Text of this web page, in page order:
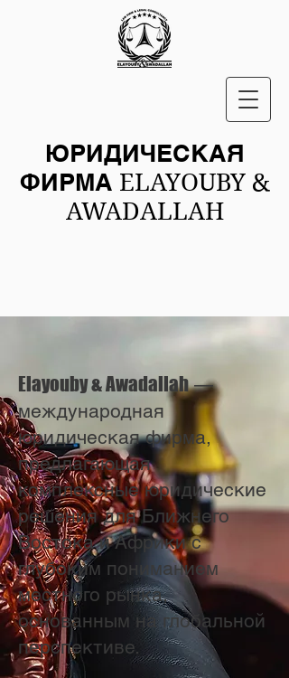
ЮРИДИЧЕСКАЯ
ФИРМА ELAYOUBY &
AWADALLAH
Elayouby & Awadallah —
международная
юридическая фирма,
предлагающая
комплексные юридические
решения для Ближнего
Востока и Африки с
глубоким пониманием
местного рынка,
основанным на глобальной
перспективе.